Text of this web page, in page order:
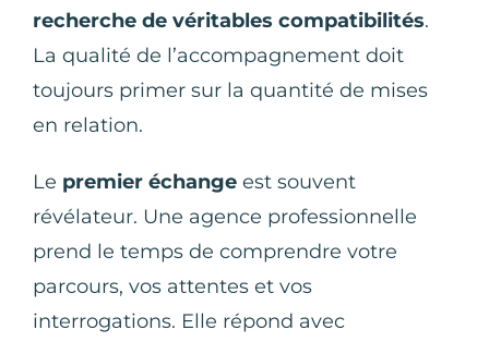
recherche de véritables compatibilités.
La qualité de l’accompagnement doit
toujours primer sur la quantité de mises
en relation.
Le premier échange est souvent
révélateur. Une agence professionnelle
prend le temps de comprendre votre
parcours, vos attentes et vos
interrogations. Elle répond avec